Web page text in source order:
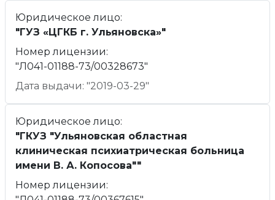
Юридическое лицо:
"ГУЗ «ЦГКБ г. Ульяновска»"
Номер лицензии:
"Л041-01188-73/00328673"
Дата выдачи: "2019-03-29"
Юридическое лицо:
"ГКУЗ "Ульяновская областная
клиническая психиатрическая больница
имени В. А. Копосова""
Номер лицензии: